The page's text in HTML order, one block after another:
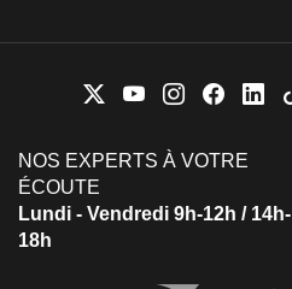
NOS EXPERTS À VOTRE
ÉCOUTE
Lundi - Vendredi 9h-12h / 14h-
18h